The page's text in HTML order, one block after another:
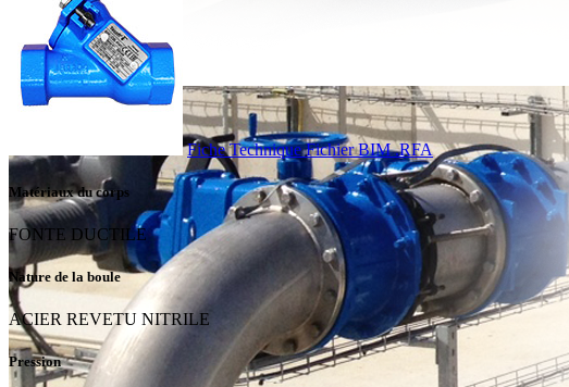
Fiche TechniqueFichier BIM .RFA
Matériaux du corps
FONTE DUCTILE
Nature de la boule
ACIER REVETU NITRILE
Pression